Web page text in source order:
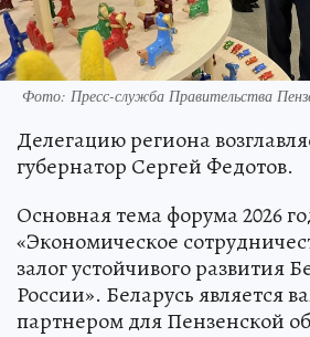
Фото: Пресс-служба Правительства
Делегацию региона
губернатор Сергей Федотов.
Основная тема форума 2026
«Экономическое
залог устойчивого развития
России». Беларусь является
партнером для Пензенской